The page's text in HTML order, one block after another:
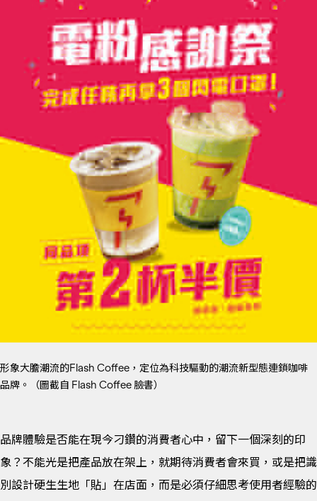
形象大膽潮流的Flash Coffee，定位為科技驅動的潮流新型態連鎖咖啡
品牌。（圖截自 Flash Coffee 臉書）
品牌體驗是否能在現今刁鑽的消費者心中，留下一個深刻的印
象？不能光是把產品放在架上，就期待消費者會來買，或是把識
別設計硬生生地「貼」在店面，而是必須仔細思考使用者經驗的